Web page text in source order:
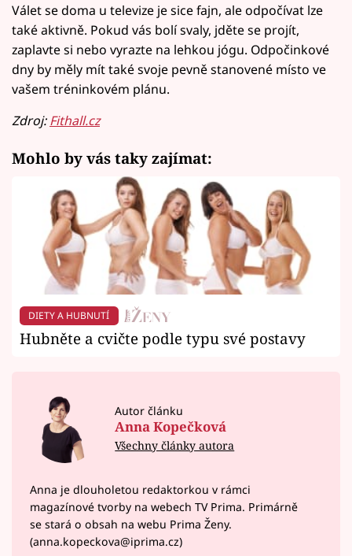
Válet se doma u televize je sice fajn, ale odpočívat lze
také aktivně. Pokud vás bolí svaly, jděte se projít,
zaplavte si nebo vyrazte na lehkou jógu. Odpočinkové
dny by měly mít také svoje pevně stanovené místo ve
vašem tréninkovém plánu.
Zdroj:Fithall.cz
Mohlo by vás taky zajímat:
DIETY A HUBNUTÍ
Hubněte a cvičte podle typu své postavy
Autor článku
Anna Kopečková
Všechny články autora
Anna je dlouholetou redaktorkou v rámci
magazínové tvorby na webech TV Prima. Primárně
se stará o obsah na webu Prima Ženy.
(anna.kopeckova@iprima.cz)